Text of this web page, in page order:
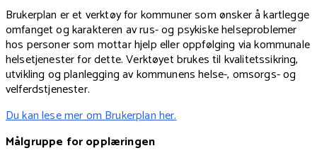
Brukerplan er et verktøy for kommuner som ønsker å kartlegge
omfanget og karakteren av rus- og psykiske helseproblemer
hos personer som mottar hjelp eller oppfølging via kommunale
helsetjenester for dette. Verktøyet brukes til kvalitetssikring,
utvikling og planlegging av kommunens helse-, omsorgs- og
velferdstjenester.
Du kan lese mer om Brukerplan her.
Målgruppe for opplæringen